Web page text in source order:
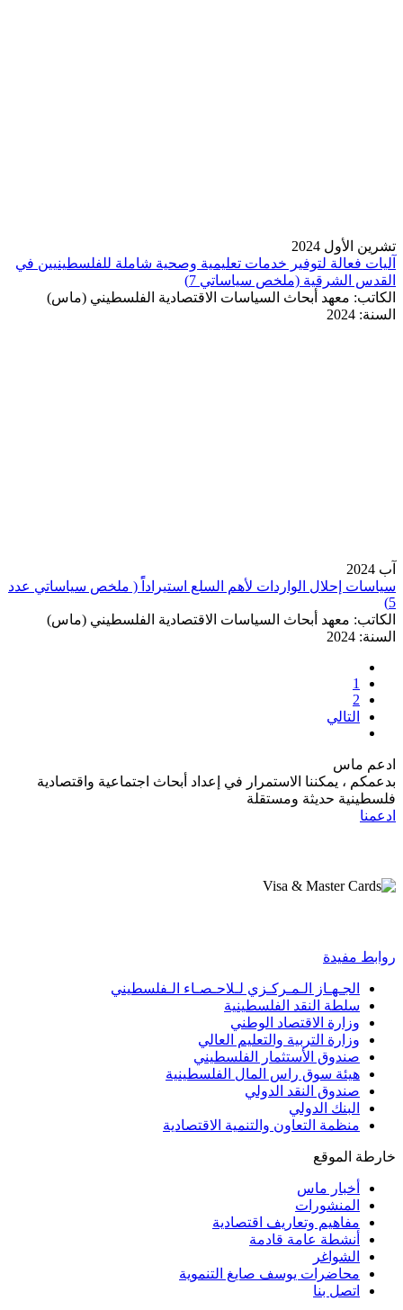
تشرين الأول 2024
آليات فعالة لتوفير خدمات تعليمية وصحية شاملة للفلسطينيين في
القدس الشرقية (ملخص سياساتي 7)
الكاتب: معهد أبحاث السياسات الاقتصادية الفلسطيني (ماس)
السنة: 2024
آب 2024
سياسات إحلال الواردات لأهم السلع استيراداًً ( ملخص سياساتي عدد
5)
الكاتب: معهد أبحاث السياسات الاقتصادية الفلسطيني (ماس)
السنة: 2024
1
2
التالي
ادعم ماس
بدعمكم ، يمكننا الاستمرار في إعداد أبحاث اجتماعية واقتصادية
فلسطينية حديثة ومستقلة
ادعمنا
روابط مفيدة
الجـهـاز الـمـركـزي لـلاحـصـاء الـفلسطيني
سلطة النقد الفلسطينية
وزارة الاقتصاد الوطني
وزارة التربية والتعليم العالي
صندوق الأستثمار الفلسطيني
هيئة سوق راس المال الفلسطينية
صندوق النقد الدولي
البنك الدولي
منظمة التعاون والتنمية الاقتصادية
خارطة الموقع
أخبار ماس
المنشورات
مفاهيم وتعاريف اقتصادية
أنشطة عامة قادمة
الشواغر
محاضرات يوسف صايغ التنموية
اتصل بنا